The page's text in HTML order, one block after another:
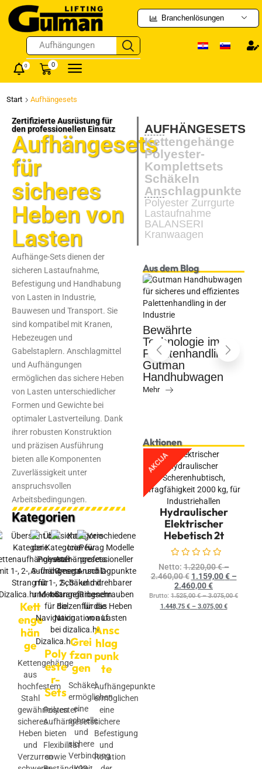
Branchenlösungen
Handhubwagen
0 0
Start Aufhängesets
Zertifizierte Ausrüstung für
den professionellen Einsatz
Aufhängesets
für
sicheres
Heben von
Lasten
Aufhänge-Sets dienen der
sicheren Lastaufnahme,
Befestigung und Handhabung
von Lasten in Industrie,
Bauwesen und Transport. Sie
sind kompatibel mit Kranen,
Hebezeugen und
Gabelstaplern. Anschlagmittel
und Aufhängungen
ermöglichen das sichere Heben
von Lasten unterschiedlicher
Formen und Gewichte bei
optimaler Lastverteilung. Dank
ihrer robusten Konstruktion
und präzisen Ausführung
bieten alle Komponenten
Zuverlässigkeit unter
anspruchsvollen
Arbeitsbedingungen.
Kategorien
Kett
enge
hän
ge
Kettengehänge
aus
hochfestem
Stahl
gewährleisten
sicheres
Heben
und
Verzurren
Poly
este
r-
Sets
Polyester-
Aufhängesets
bieten
Flexibilität
sowie
Grei
fzan
gen
Schäkel
ermöglichen
eine
schnelle
und
sichere
Verbindung
Ansc
hlag
punk
te
Aufhängepunkte
ermöglichen
eine
sichere
Befestigung
und
Rotation
AUFHÄNGESETS
Kettengehänge
Polyester-
Komplettsets
Schäkeln
Anschlagpunkte
Polyester Zurrgurte
Lastaufnahme
BALANSERI
Kranwaagen
Aus dem Blog
Wie verwendet
man eine ADR-
Schiene richtig?
Mehr
Bewährte
Technologie im
Palettenhandling:
Gutman
Handhubwagen
Mehr
Aktionen
Hydraulischer
Elektrischer
Hebetisch 2t
AKCIJA
Netto:1.220,00€–
2.460,00€ 1.159,00€–
2.460,00€
Brutto: 1.525,00€–3.075,00€
1.448,75 €– 3.075,00 €